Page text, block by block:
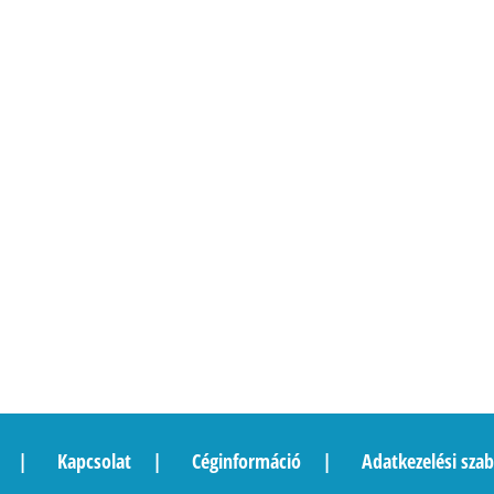
Kapcsolat Céginformáció Adatkezelési